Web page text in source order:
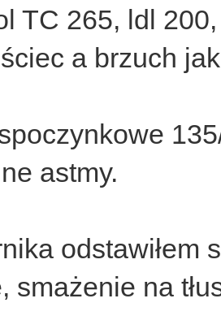
TC 265, ldl
a brzuch
astmy.
odstawiłem
smażenie na